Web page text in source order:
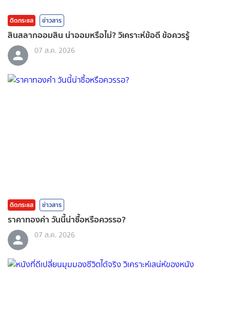
ติดกระแส ข่าวสาร
สินสลากออมสิน น่าออมหรือไม่? วิเคราะห์ข้อดี ข้อควรรู้
07 ส.ค. 2026
ติดกระแส ข่าวสาร
ราคาทองคํา วันนี้น่าซื้อหรือควรรอ?
07 ส.ค. 2026